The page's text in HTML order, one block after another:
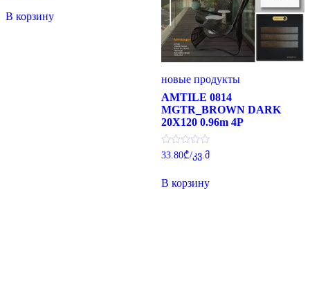
5
В корзину
новые продукты
AMTILE 0814
MGTR_BROWN DARK
20X120 0.96m 4P
Оценка
0
5
33.80₾/კვ.მ
В корзину